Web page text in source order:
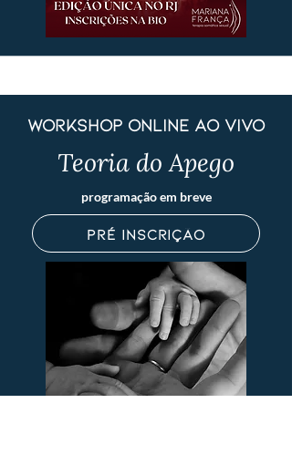
workshop online ao vivo
Teoria do Apego
programação em breve
pré inscrição